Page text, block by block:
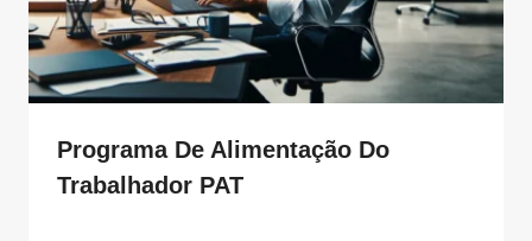
Programa De Alimentação Do
Trabalhador PAT